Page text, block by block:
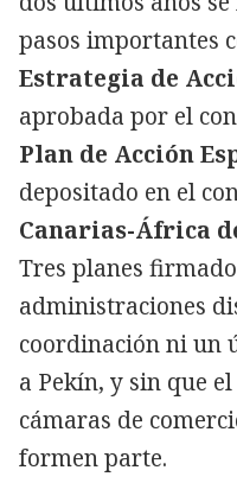
pasos importantes
Estrategia de
aprobada por el
Plan de Acción
depositado en el
Canarias-África
Tres planes
administraciones
coordinación ni un
a Pekín, y sin que
cámaras de
formen parte.